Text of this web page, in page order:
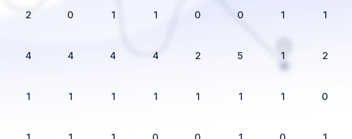
2 0 1 1 0 0 1 1
4 4 4 4 2 5 1 2
1 1 1 1 1 1 1 0